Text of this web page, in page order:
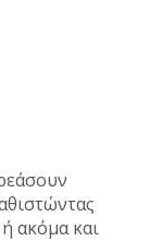
ακόμα και